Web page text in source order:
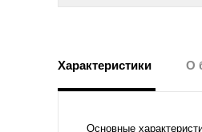
Характеристики О
Основные